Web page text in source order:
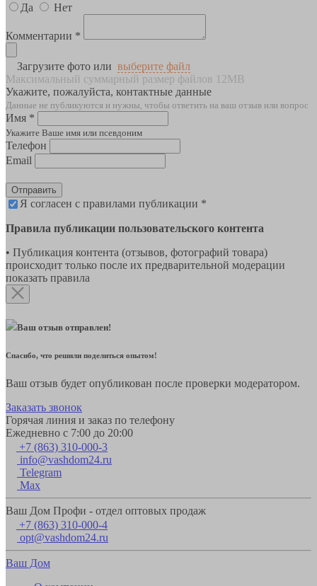
Да
Нет
Комментарии *
Загрузите фото или выберите файл
Максимальный суммарный размер файлов 12MB
Укажите, пожалуйста, контактные данные
Данные не публикуются и нужны, чтобы ответить на ваш отзыв или вопрос
Имя *
Укажите Ваше имя или псевдоним
Телефон
Email
Отправить
Я согласен с правилами публикации *
Правила публикации пользовательского контента
• Публикация контента (отзывов, фотографий товара)
происходит только после их предварительной модерации
показать правила
Ваш отзыв отправлен!
Спасибо, что решили поделиться опытом!
Ваш отзыв будет опубликован после проверки модератором.
Заказать звонок
Горячая линия и заказ по телефону
Ежедневно с 7:00 до 20:00
+7 (863) 310-000-3
info@vashdom24.ru
Telegram
Max
Ваш Дом Профи - отдел оптовых продаж
+7 (863) 310-000-4
opt@vashdom24.ru
Ваш Дом